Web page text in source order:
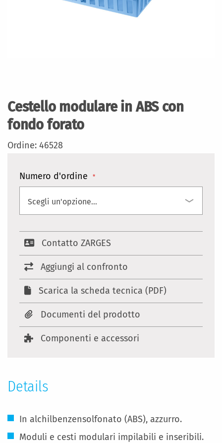
Cestello modulare in ABS con
fondo forato
Ordine: 46528
Numero d'ordine
Contatto ZARGES
Aggiungi al confronto
Scarica la scheda tecnica (PDF)
Documenti del prodotto
Componenti e accessori
galleria
di
immagini
Details
In alchilbenzensolfonato (ABS), azzurro.
Moduli e cesti modulari impilabili e inseribili.